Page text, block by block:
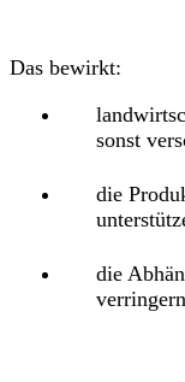
Das bewirkt:
sonst
die
die
verringern